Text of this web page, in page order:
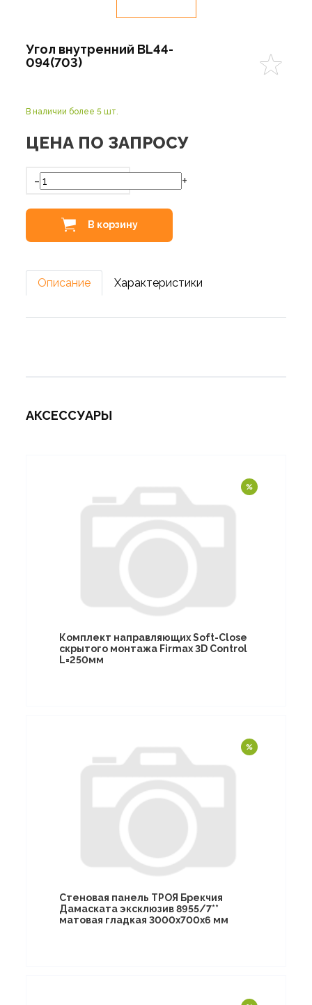
Угол внутренний BL44-
094(703)
В наличии более 5 шт.
ЦЕНА ПО ЗАПРОСУ
- +
В корзину
Описание Характеристики
АКСЕССУАРЫ
Комплект направляющих Soft-Close
скрытого монтажа Firmax 3D Control
L=250мм
Стеновая панель ТРОЯ Брекчия
Дамаската эксклюзив 8955/7**
матовая гладкая 3000х700х6 мм